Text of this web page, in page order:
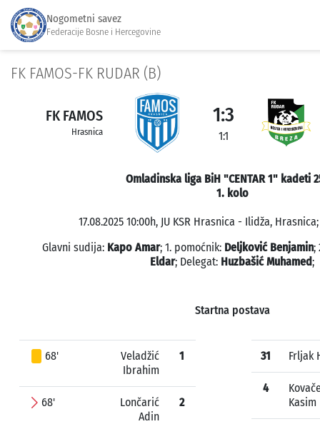
Nogometni savez
Federacije Bosne i Hercegovine
FK FAMOS-FK RUDAR (B)
FK FAMOS
Hrasnica
1:3
1:1
Omladinska liga BiH "CENTAR 1" kadeti
1. kolo
17.08.2025 10:00h, JU KSR Hrasnica - Ilidža,
Glavni sudija: Kapo Amar; 1. pomoćnik: Deljković Benjamin;
Eldar; Delegat: Huzbašić Muhamed;
Startna postava
68'
Veladžić
Ibrahim
1
68'
Lončarić
Adin
2
31 Frljak
4
Kasim